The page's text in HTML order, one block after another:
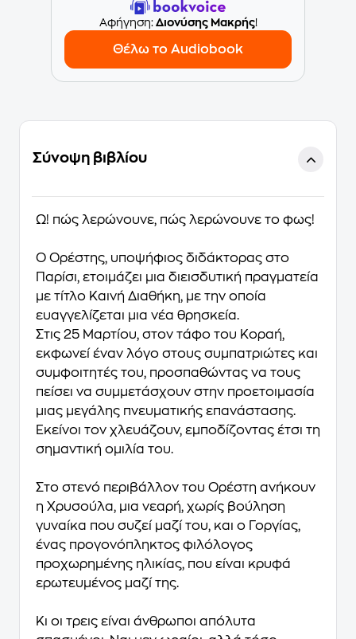
Aφήγηση: Διονύσης Μακρής!
Θέλω το Audiobook
Σύνοψη βιβλίου
Ω! πώς λερώνουνε, πώς λερώνουνε το φως!
Ο Ορέστης, υποψήφιος διδάκτορας στο
Παρίσι, ετοιμάζει μια διεισδυτική πραγματεία
με τίτλο Καινή Διαθήκη, με την οποία
ευαγγελίζεται μια νέα θρησκεία.
Στις 25 Μαρτίου, στον τάφο του Κοραή,
εκφωνεί έναν λόγο στους συμπατριώτες και
συμφοιτητές του, προσπαθώντας να τους
πείσει να συμμετάσχουν στην προετοιμασία
μιας μεγάλης πνευματικής επανάστασης.
Εκείνοι τον χλευάζουν, εμποδίζοντας έτσι τη
σημαντική ομιλία του.
Στο στενό περιβάλλον του Ορέστη ανήκουν
η Χρυσούλα, μια νεαρή, χωρίς βούληση
γυναίκα που συζεί μαζί του, και ο Γοργίας,
ένας προγονόπληκτος φιλόλογος
προχωρημένης ηλικίας, που είναι κρυφά
ερωτευμένος μαζί της.
Κι οι τρεις είναι άνθρωποι απόλυτα